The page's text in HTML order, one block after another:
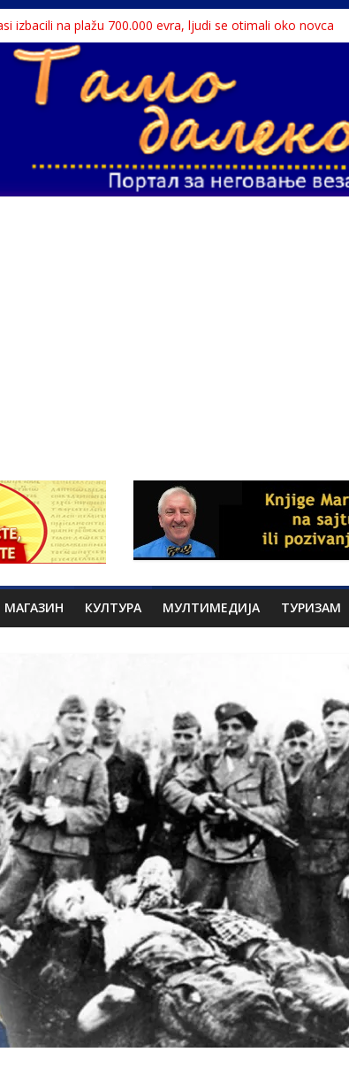
izbacili na plažu 700.000 evra, ljudi se otimali oko novca
zaspao na Dunavu, reka ga odnela u Rumuniju
i seks glavne teme srpskih medija
pola miliona migranata, 100 000 stranaca se zaposlilo
spasili dete sa litice visoke 15 metara
МАГАЗИН КУЛТУРА МУЛТИМЕДИЈА ТУРИЗАМ